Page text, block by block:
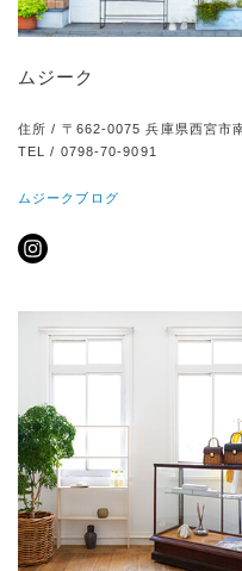
ムジーク
住所 / 〒662-0075 兵庫県西宮市
TEL / 0798-70-9091
ムジークブログ